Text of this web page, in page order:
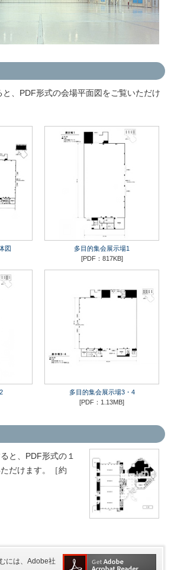
、PDF形式の会場平面図をご覧いただけ
図
多目的集会展示場1
[PDF：817KB]
多目的集会展示場3・4
[PDF：1.13MB]
と、PDF形式の１
だけます。［約
には、Adobe社